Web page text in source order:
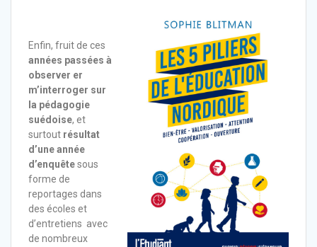
Enfin, fruit de ces
années passées à
observer er
m’interroger sur
la pédagogie
suédoise, et
surtout résultat
d’une année
d’enquêtesous
forme de
reportages dans
des écoles et
d’entretiens avec
de nombreux